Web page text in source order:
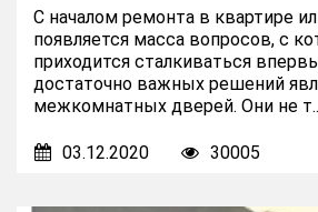
С началом ремонта в квартире
появляется масса вопросов, с
приходится сталкиваться
достаточно важных решений
межкомнатных дверей. Они не т..
03.12.2020 30005